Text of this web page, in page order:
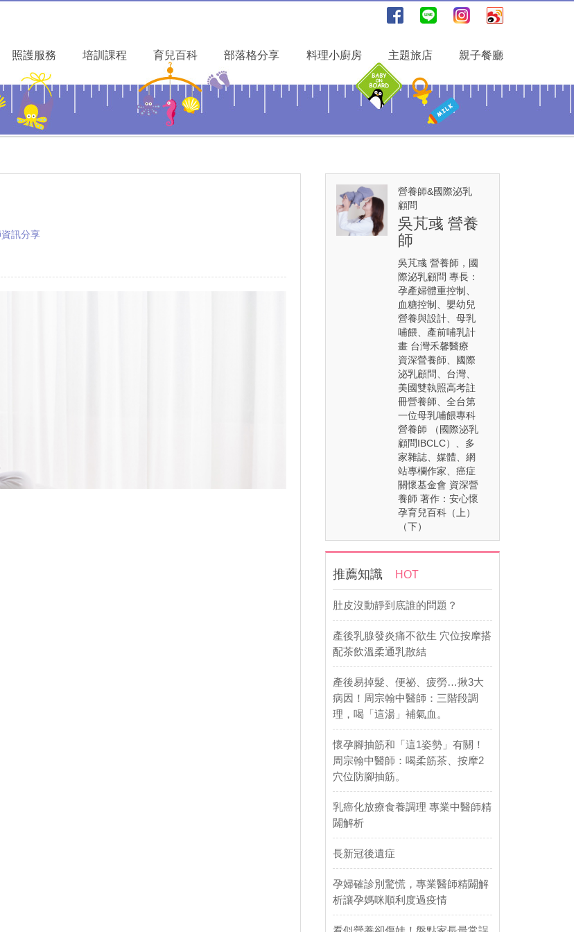
照護服務 培訓課程 育兒百科 部落格分享 料理小廚房 主題旅店 親子餐廳
訊分享
營養師&國際泌乳
顧問
吳芃彧 營養
師
吳芃彧 營養師，國
際泌乳顧問 專長：
孕產婦體重控制、
血糖控制、嬰幼兒
營養與設計、母乳
哺餵、產前哺乳計
畫 台灣禾馨醫療
資深營養師、國際
泌乳顧問、台灣、
美國雙執照高考註
冊營養師、全台第
一位母乳哺餵專科
營養師 （國際泌乳
顧問IBCLC）、多
家雜誌、媒體、網
站專欄作家、癌症
關懷基金會 資深營
養師 著作：安心懷
孕育兒百科（上）
（下）
推薦知識 HOT
肚皮沒動靜到底誰的問題？
產後乳腺發炎痛不欲生 穴位按摩搭
配茶飲溫柔通乳散結
產後易掉髮、便祕、疲勞…揪3大
病因！周宗翰中醫師：三階段調
理，喝「這湯」補氣血。
懷孕腳抽筋和「這1姿勢」有關！
周宗翰中醫師：喝柔筋茶、按摩2
穴位防腳抽筋。
乳癌化放療食養調理 專業中醫師精
闢解析
長新冠後遺症
孕婦確診別驚慌，專業醫師精闢解
析讓孕媽咪順利度過疫情